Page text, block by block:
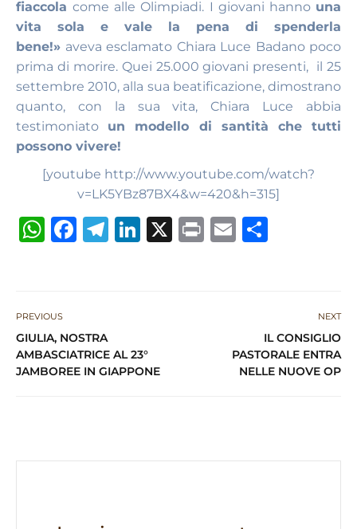
fiaccolacome alle Olimpiadi. I giovani hanno una
vita sola e vale la pena di spenderla
bene!» aveva esclamato Chiara Luce Badano poco
prima di morire. Quei 25.000 giovani presenti, il 25
settembre 2010, alla sua beatificazione, dimostrano
quanto, con la sua vita, Chiara Luce abbia
testimoniato un modello di santità che tutti
possono vivere!
[youtube http://www.youtube.com/watch?
v=LK5YBz87BX4&w=420&h=315]
W
s
A
p
p
F
b
o
o
T
m
Li
n
X
P
E
PREVIOUS
GIULIA, NOSTRA
AMBASCIATRICE AL 23°
JAMBOREE IN GIAPPONE
NEXT
IL CONSIGLIO
PASTORALE ENTRA
NELLE NUOVE OP